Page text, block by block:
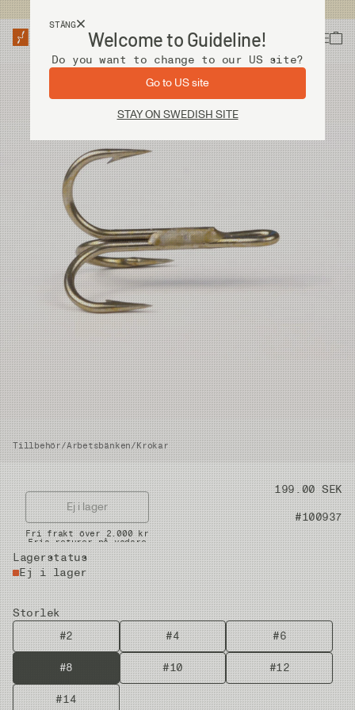
STÄNG
Welcome to Guideline!
Do you want to change to our US site?
Go to US site
STAY ON SWEDISH SITE
Tillbehör/Arbetsbänken/Krokar
Pris 199.00 SEK
Artikelnummer #100937
Lagerstatus
Ej i lager
Storlek
#2
#4 #6
#8 #10 #12
#14
Ej i lager
Snabba leveranser
Fri frakt över 2.000 kr
Fria returer på vadare